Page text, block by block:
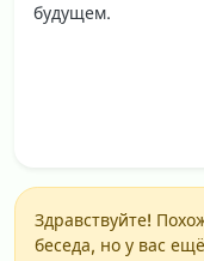
будущем.
Здравствуйте!
беседа, но у вас